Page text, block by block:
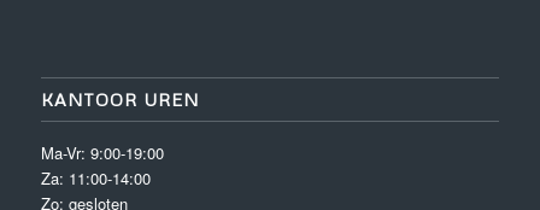
KANTOOR UREN
Ma-Vr: 9:00-19:00
Za: 11:00-14:00
Zo: gesloten